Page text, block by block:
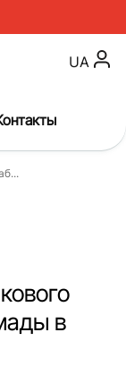
UA
в